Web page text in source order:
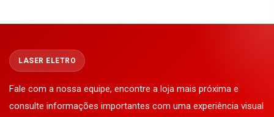
LASER ELETRO
Fale com a nossa equipe, encontre a loja mais próxima e
consulte informações importantes com uma experiência visual